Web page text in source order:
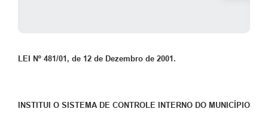
LEI Nº 481/01, de 12 de Dezembro de 2001.
INSTITUI O SISTEMA DE CONTROLE INTERNO DO MUNICÍPIO